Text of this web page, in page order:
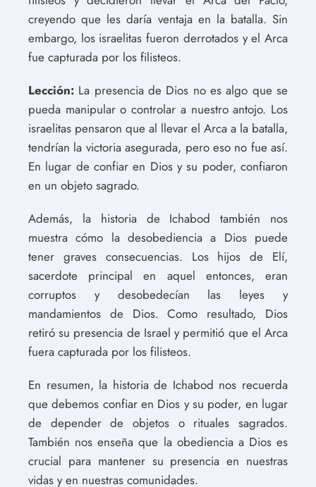
creyendo que les daría ventaja en la batalla. Sin
embargo, los israelitas fueron derrotados y el Arca
fue capturada por los filisteos.
Lección: La presencia de Dios no es algo que se
pueda manipular o controlar a nuestro antojo. Los
israelitas pensaron que al llevar el Arca a la batalla,
tendrían la victoria asegurada, pero eso no fue así.
En lugar de confiar en Dios y su poder, confiaron
en un objeto sagrado.
Además, la historia de Ichabod también nos
muestra cómo la desobediencia a Dios puede
tener graves consecuencias. Los hijos de Elí,
sacerdote principal en aquel entonces, eran
corruptos y desobedecían las leyes y
mandamientos de Dios. Como resultado, Dios
retiró su presencia de Israel y permitió que el Arca
fuera capturada por los filisteos.
En resumen, la historia de Ichabod nos recuerda
que debemos confiar en Dios y su poder, en lugar
de depender de objetos o rituales sagrados.
También nos enseña que la obediencia a Dios es
crucial para mantener su presencia en nuestras
vidas y en nuestras comunidades.